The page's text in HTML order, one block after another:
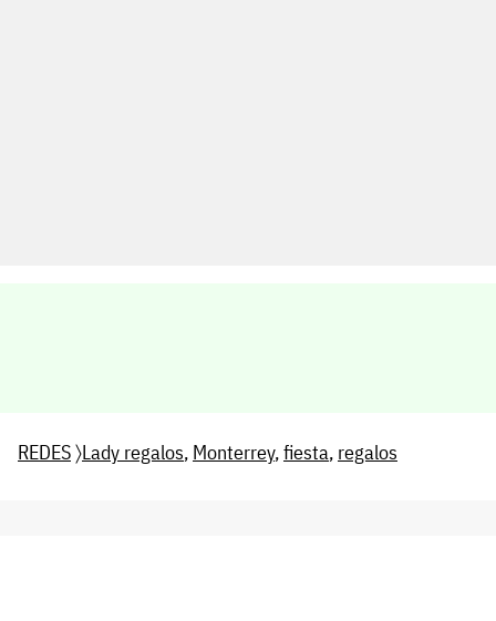
REDES〉Lady regalos, Monterrey,fiesta, regalos